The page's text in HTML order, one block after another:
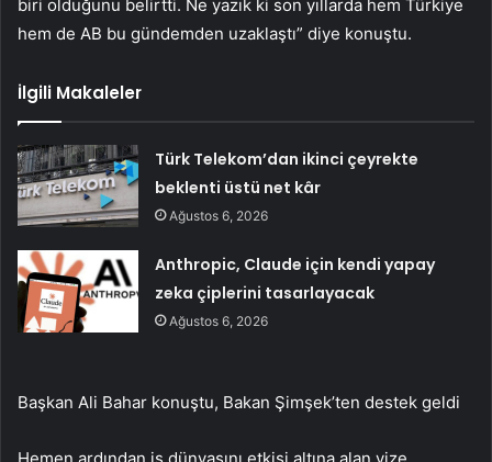
biri olduğunu belirtti. Ne yazık ki son yıllarda hem Türkiye
hem de AB bu gündemden uzaklaştı” diye konuştu.
İlgili Makaleler
Türk Telekom’dan ikinci çeyrekte
beklenti üstü net kâr
Ağustos 6, 2026
Anthropic, Claude için kendi yapay
zeka çiplerini tasarlayacak
Ağustos 6, 2026
Başkan Ali Bahar konuştu, Bakan Şimşek’ten destek geldi
Hemen ardından iş dünyasını etkisi altına alan vize